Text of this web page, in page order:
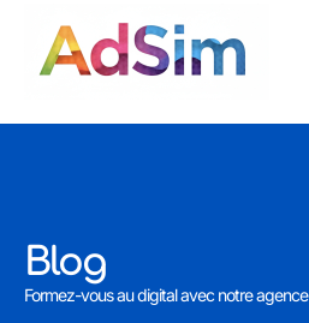
Blog
Formez-vous au digital avec notre agence